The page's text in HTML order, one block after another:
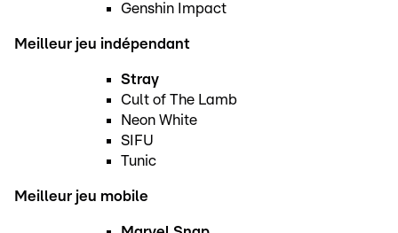
Genshin Impact
Meilleur jeu indépendant
Stray
Cult of The Lamb
Neon White
SIFU
Tunic
Meilleur jeu mobile